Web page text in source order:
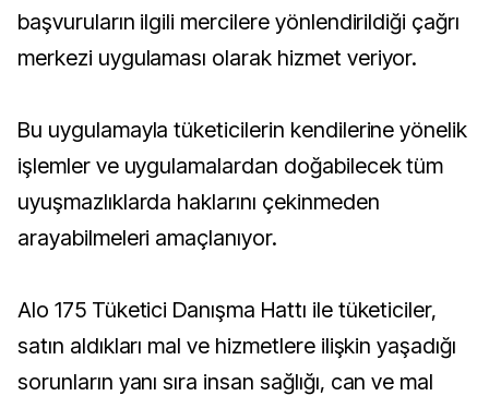
başvuruların ilgili mercilere yönlendirildiği çağrı
merkezi uygulaması olarak hizmet veriyor.
Bu uygulamayla tüketicilerin kendilerine yönelik
işlemler ve uygulamalardan doğabilecek tüm
uyuşmazlıklarda haklarını çekinmeden
arayabilmeleri amaçlanıyor.
Alo 175 Tüketici Danışma Hattı ile tüketiciler,
satın aldıkları mal ve hizmetlere ilişkin yaşadığı
sorunların yanı sıra insan sağlığı, can ve mal